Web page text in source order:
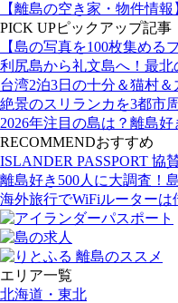
【離島の空き家・物件情
PICK UPピックアップ記事
【島の写真を100枚集める
利尻島から礼文島へ！最
台湾2泊3日の十分＆猫村
絶景のスリランカを3都市
2026年注目の島は？離島
RECOMMENDおすすめ
ISLANDER PASSPORT 協
離島好き500人に大調査！
海外旅行でWiFiルーターは
エリア一覧
北海道・東北